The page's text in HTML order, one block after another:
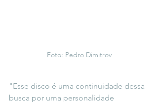
Foto: Pedro Dimitrov
"Esse disco é uma continuidade dessa
busca por uma personalidade